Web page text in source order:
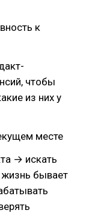
к
чтобы
из них у
месте
→ искать
жизнь бывает